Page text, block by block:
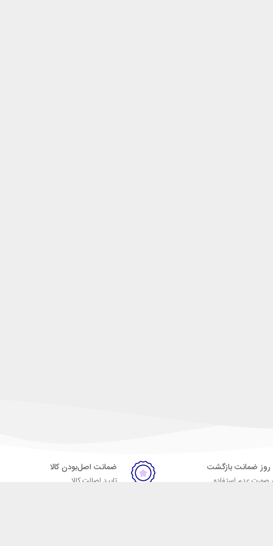
صورت عدم استفاده
ضمانت اصل‌بودن کالا
تایید اصالت کالا